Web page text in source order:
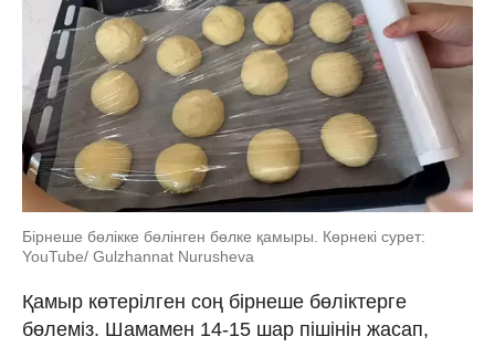
Бірнеше бөлікке бөлінген бөлке қамыры. Көрнекі сурет:
YouTube/ Gulzhannat Nurusheva
Қамыр көтерілген соң бірнеше бөліктерге
бөлеміз. Шамамен 14-15 шар пішінін жасап,